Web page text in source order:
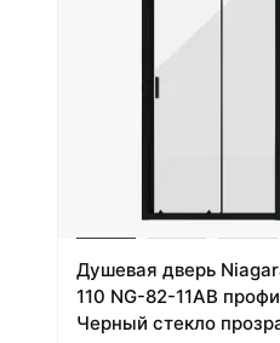
Душевая дверь
110 NG-82-11AB
Черный стекло